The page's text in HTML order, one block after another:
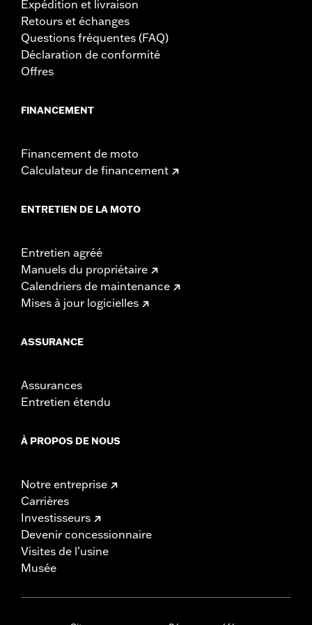
Expédition et livraison
Retours et échanges
Questions fréquentes (FAQ)
Déclaration de conformité
Offres
FINANCEMENT
Financement de moto
Calculateur de financement
ENTRETIEN DE LA MOTO
Entretien agréé
Manuels du propriétaire
Calendriers de maintenance
Mises à jour logicielles
ASSURANCE
Assurances
Entretien étendu
À PROPOS DE NOUS
Notre entreprise
Carrières
Investisseurs
Devenir concessionnaire
Visites de l’usine
Musée